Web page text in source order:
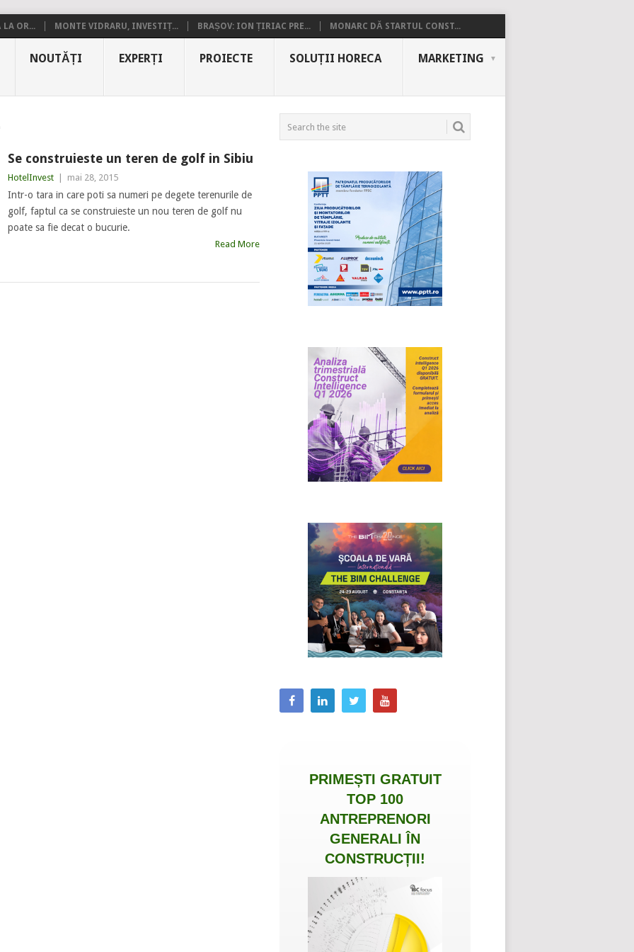
LA OR... MONTE VIDRARU, INVESTIȚ... BRAȘOV: ION ȚIRIAC PRE... MONARC DĂ STARTUL CONST...
NOUTĂȚI EXPERȚI PROIECTE SOLUȚII HORECA MARKETING
Se construieste un teren de golf in Sibiu
HotelInvest mai 28, 2015
Intr-o tara in care poti sa numeri pe degete terenurile de
golf, faptul ca se construieste un nou teren de golf nu
poate sa fie decat o bucurie.
Read More
PRIMEȘTI GRATUIT
TOP 100
ANTREPRENORI
GENERALI ÎN
CONSTRUCȚII!